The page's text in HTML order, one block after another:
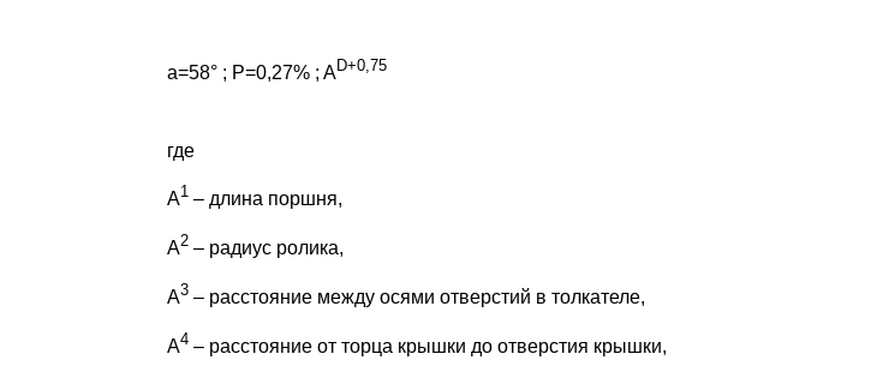
a=58°; P=0,27% ; AD+0,75
где
A1– длина поршня,
A2– радиус ролика,
A3– расстояние между осями отверстий в толкателе,
A4– расстояние от торца крышки до отверстия крышки,